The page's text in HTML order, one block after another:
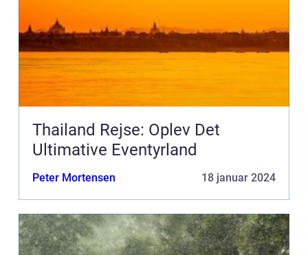
Thailand Rejse: Oplev Det
Ultimative Eventyrland
Peter Mortensen 18 januar 2024